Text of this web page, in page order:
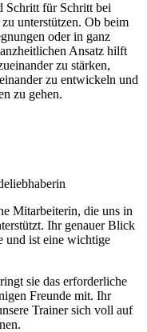
Schritt für Schritt bei
unterstützen. Ob beim
oder in ganz
Ansatz hilft
zu stärken,
zu entwickeln und
zu gehen.
Mitarbeiterin, die uns in
Ihr genauer Blick
und ist eine wichtige
sie das erforderliche
Freunde mit. Ihr
Trainer sich voll auf